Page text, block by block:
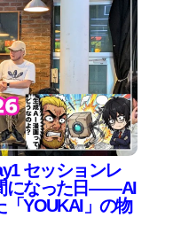
セッションレ
になった日——AI
「YOUKAI」の物